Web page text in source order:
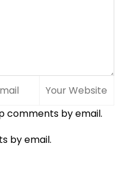
comments by email.
by email.